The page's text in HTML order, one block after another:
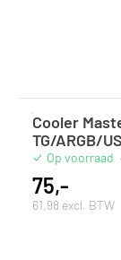
Cooler
TG/ARGB/
Op voorraad
75,-
61,98 excl. BTW